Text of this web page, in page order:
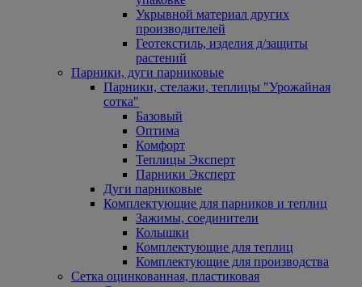
Укрывной материал других
производителей
Геотекстиль, изделия д/защиты
растений
Парники, дуги парниковые
Парники, стелажи, теплицы "Урожайная
сотка"
Базовый
Оптима
Комфорт
Теплицы Эксперт
Парники Эксперт
Дуги парниковые
Комплектующие для парников и теплиц
Зажимы, соединители
Колышки
Комплектующие для теплиц
Комплектующие для производства
Сетка оцинкованная, пластиковая